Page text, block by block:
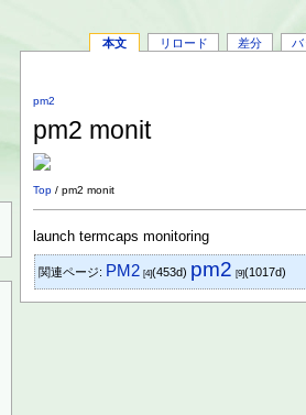
本文 リロード 差分 バ
pm2
pm2 monit
Top / pm2 monit
launch termcaps monitoring
関連ページ: PM2 [4](453d) pm2 [9](1017d)